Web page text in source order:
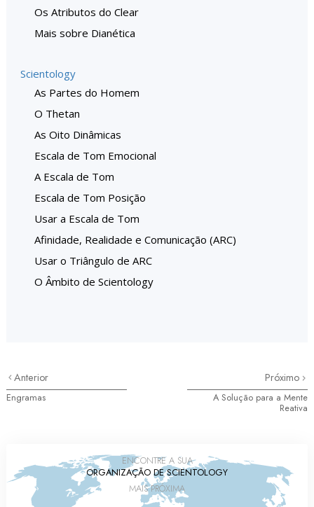
Os Atributos do Clear
Mais sobre Dianética
Scientology
As Partes do Homem
O Thetan
As Oito Dinâmicas
Escala de Tom Emocional
A Escala de Tom
Escala de Tom Posição
Usar a Escala de Tom
Afinidade, Realidade e Comunicação (ARC)
Usar o Triângulo de ARC
O Âmbito de Scientology
Anterior
Engramas
Próximo
A Solução para a Mente
Reativa
ENCONTRE A SUA
ORGANIZAÇÃO DE SCIENTOLOGY
MAIS PRÓXIMA